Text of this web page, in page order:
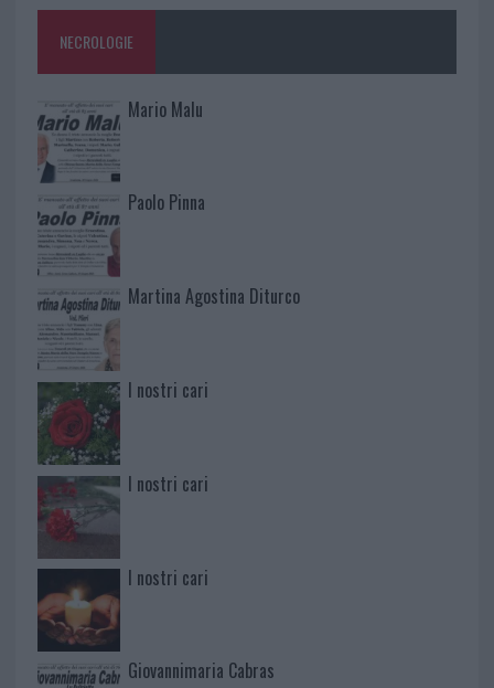
NECROLOGIE
Mario Malu
Paolo Pinna
Martina Agostina Diturco
I nostri cari
I nostri cari
I nostri cari
Giovannimaria Cabras